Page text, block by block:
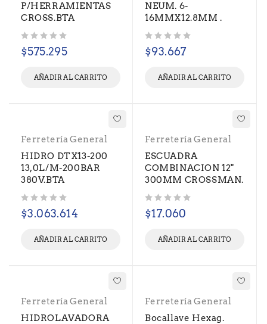
P/HERRAMIENTAS
CROSS.BTA
$575.295
AÑADIR AL CARRITO
NEUM. 6-
16MMX12.8MM .
$93.667
AÑADIR AL CARRITO
Ferretería General
HIDRO DTX13-200
13,0L/M-200BAR
380V.BTA
$3.063.614
AÑADIR AL CARRITO
Ferretería General
ESCUADRA
COMBINACION 12"
300MM CROSSMAN.
$17.060
AÑADIR AL CARRITO
Ferretería General
HIDROLAVADORA
Ferretería General
Bocallave Hexag.